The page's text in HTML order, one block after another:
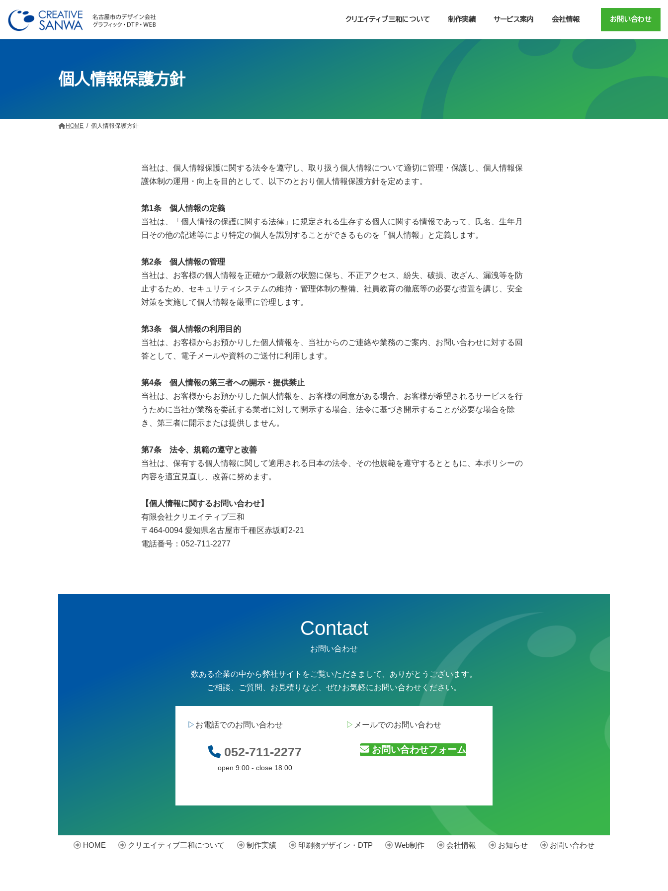
クリエイティブ三和について 制作実績 サービス案内 会社情報 お問い合わせ
個人情報保護方針
HOME 個人情報保護方針
当社は、個人情報保護に関する法令を遵守し、取り扱う個人情報について適切に管理・保護し、個人情報保
護体制の運用・向上を目的として、以下のとおり個人情報保護方針を定めます。
第1条 個人情報の定義
当社は、「個人情報の保護に関する法律」に規定される生存する個人に関する情報であって、氏名、生年月
日その他の記述等により特定の個人を識別することができるものを「個人情報」と定義します。
第2条 個人情報の管理
当社は、お客様の個人情報を正確かつ最新の状態に保ち、不正アクセス、紛失、破損、改ざん、漏洩等を防
止するため、セキュリティシステムの維持・管理体制の整備、社員教育の徹底等の必要な措置を講じ、安全
対策を実施して個人情報を厳重に管理します。
第3条 個人情報の利用目的
当社は、お客様からお預かりした個人情報を、当社からのご連絡や業務のご案内、お問い合わせに対する回
答として、電子メールや資料のご送付に利用します。
第4条 個人情報の第三者への開示・提供禁止
当社は、お客様からお預かりした個人情報を、お客様の同意がある場合、お客様が希望されるサービスを行
うために当社が業務を委託する業者に対して開示する場合、法令に基づき開示することが必要な場合を除
き、第三者に開示または提供しません。
第7条 法令、規範の遵守と改善
当社は、保有する個人情報に関して適用される日本の法令、その他規範を遵守するとともに、本ポリシーの
内容を適宜見直し、改善に努めます。
【個人情報に関するお問い合わせ】
有限会社クリエイティブ三和
〒464-0094 愛知県名古屋市千種区赤坂町2-21
電話番号：052-711-2277
Contact
お問い合わせ
数ある企業の中から弊社サイトをご覧いただきまして、ありがとうございます。
ご相談、ご質問、お見積りなど、 ぜひお気軽にお問い合わせください。
▷ お電話でのお問い合わせ
052-711-2277
open 9:00 - close 18:00
▷ メールでのお問い合わせ
お問い合わせフォーム
HOME クリエイティブ三和について 制作実績 印刷物デザイン・DTP Web制作 会社情報 お知らせ お問い合わせ